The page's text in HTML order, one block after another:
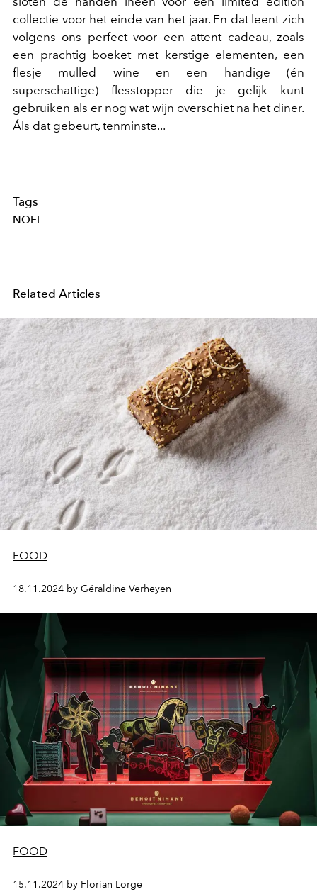
collectie voor het einde van het jaar. En dat leent zich
volgens ons perfect voor een attent cadeau, zoals
een prachtig boeket met kerstige elementen, een
flesje mulled wine en een handige (én
superschattige) flesstopper die je gelijk kunt
gebruiken als er nog wat wijn overschiet na het diner.
Áls dat gebeurt, tenminste...
Tags
NOEL
Related Articles
FOOD
18.11.2024 by Géraldine Verheyen
FOOD
15.11.2024 by Florian Lorge